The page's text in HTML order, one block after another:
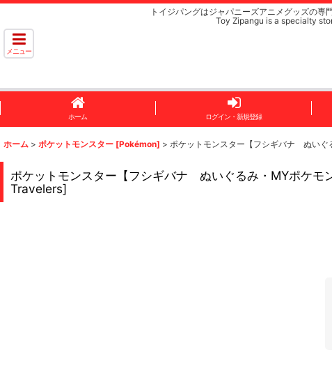
トイジパングはジャパニーズアニメグッズの
Toy Zipangu is a specialty
メニュー
ホーム ログイン・新規登録
ホーム > ポケットモンスター [Pokémon] > ポケットモンスター【フシギバナ ぬい
ポケットモンスター【フシギバナ ぬいぐるみ・MYポケ
Travelers]